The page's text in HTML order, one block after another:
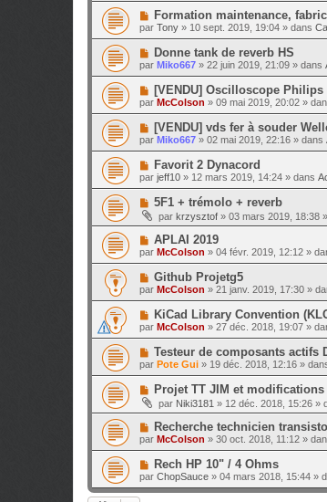
es
a
g
e
u
m
e
s
s
a
g
e
v
e
a
u
m
e
s
s
a
g
e
N
o
u
v
e
a
u
m
e
s
s
a
g
e
Formation maintenance,
par Tony » 10 sept. 2019, 19:04 » dans
N
o
u
v
a
u
m
e
s
s
a
g
e
Donne tank de reverb HS
par Miko667 » 22 juin 2019, 21:09 » dans
N
o
u
v
a
u
m
e
s
s
a
g
e
[VENDU] Oscilloscope Philips
par McColson » 09 mai 2019, 20:02 »
N
o
u
v
e
a
u
m
e
s
a
g
e
[VENDU] vds fer à souder
par Miko667 » 02 mai 2019, 22:16 » dans
N
o
u
v
e
a
u
m
e
s
s
a
g
e
Favorit 2 Dynacord
par jeff10 » 12 mars 2019, 14:24 » dans
N
u
e
a
u
m
e
s
s
a
g
e
5F1 + trémolo + reverb
par krzysztof » 03 mars 2019, 18:38
N
o
u
e
a
u
m
e
s
s
g
e
APLAI 2019
par McColson » 04 févr. 2019, 12:12 »
N
o
u
v
e
a
u
m
e
s
s
a
g
e
Github Projetg5
par McColson » 21 janv. 2019, 17:30 »
N
o
u
v
a
u
m
e
s
s
a
g
e
KiCad Library Convention
par McColson » 27 déc. 2018, 19:07 »
N
o
u
v
e
a
u
m
e
s
s
a
g
e
Testeur de composants actifs
par Pote Gui » 19 déc. 2018, 12:16 »
N
u
v
e
a
u
m
e
s
s
Projet TT JIM et modifications
par Niki3181 » 12 déc. 2018, 15:26 »
N
o
u
v
e
a
u
Recherche technicien
par McColson » 30 oct. 2018, 11:12 »
N
o
u
v
Rech HP 10" / 4 Ohms
par ChopSauce » 04 mars 2018, 15:44 »